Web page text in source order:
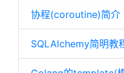
协程(coroutine)简介
SQLAlchemy简明教